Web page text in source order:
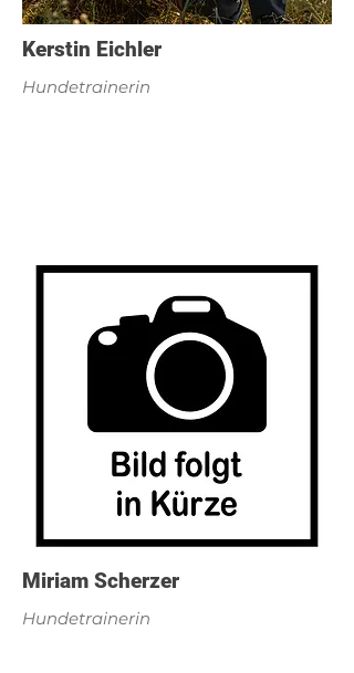
Kerstin Eichler
Hundetrainerin
Miriam Scherzer
Hundetrainerin